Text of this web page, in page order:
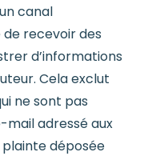
canal
recevoir des
d’informations
Cela exclut
ne sont pas
adressé aux
plainte déposée